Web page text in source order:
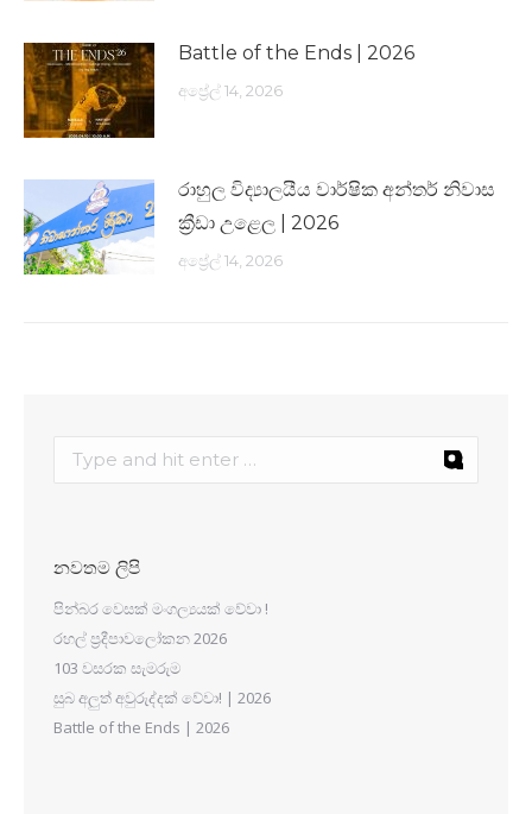
Battle of the Ends | 2026
අප්‍රේල් 14, 2026
රාහුල විද්‍යාලයීය වාර්ෂික අන්තර් නිවාස
ක්‍රීඩා උළෙල | 2026
අප්‍රේල් 14, 2026
නවතම ලිපි
පින්බර වෙසක් මංගල්‍යයක් වේවා !
රහල් ප්‍රදීපාවලෝකන 2026
103 වසරක සැමරුම
සුබ අලුත් අවුරුද්දක් වේවා! | 2026
Battle of the Ends | 2026